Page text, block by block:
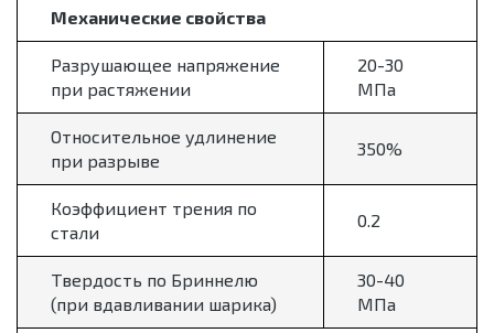
Механические свойства
Разрушающее напряжение
при растяжении
20-30
МПа
Относительное удлинение
при разрыве
350%
Коэффициент трения по
стали
0.2
Твердость по Бриннелю
(при вдавливании шарика)
30-40
МПа